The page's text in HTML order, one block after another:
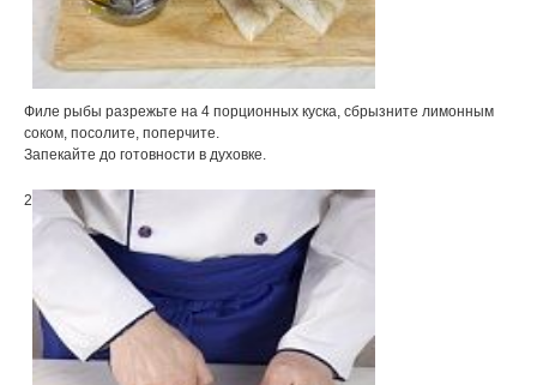
Филе рыбы разрежьте на 4 порционных куска, сбрызните лимонным
соком, посолите, поперчите.
Запекайте до готовности в духовке.
2